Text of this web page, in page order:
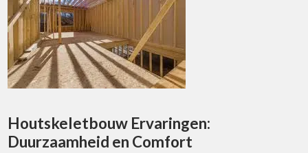
Houtskeletbouw Ervaringen:
Duurzaamheid en Comfort